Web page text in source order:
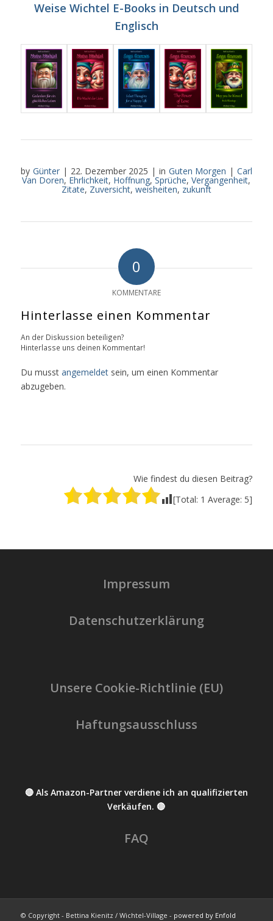
Weise Wichtel E-Books in Deutsch und
Englisch
by Günter | 22. Dezember 2025 | in Guten Morgen | Carl
Van Doren, Ehrlichkeit, Hoffnung,Sprüche,Vergangenheit,
Zitate, Zuversicht, weisheiten, zukunft
0
KOMMENTARE
Hinterlasse einen Kommentar
An der Diskussion beteiligen?
Hinterlasse uns deinen Kommentar!
Du musst angemeldetsein, um einen Kommentar
abzugeben.
Wie findest du diesen Beitrag?
[Total: 1 Average: 5]
Impressum
Datenschutzerklärung
Unsere Cookie-Richtlinie (EU)
Haftungsausschluss
🔴 Als Amazon-Partner verdiene ich an qualifizierten
Verkäufen. 🔴
FAQ
© Copyright - Bettina Kienitz / Wichtel-Village - powered by Enfold